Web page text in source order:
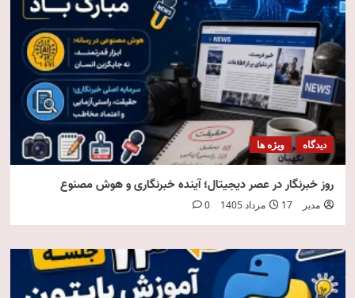
دیدگاه ویژه ها
روز خبرنگار در عصر دیجیتال؛ آینده خبرنگاری و هوش مصنوع
مدیر 17 مرداد 1405 0